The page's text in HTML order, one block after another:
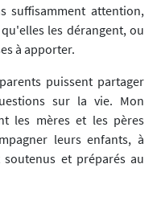
suffisamment attention,
les dérangent, ou
à apporter.
puissent partager
sur la vie. Mon
les mères et les pères
leurs enfants, à
et préparés au